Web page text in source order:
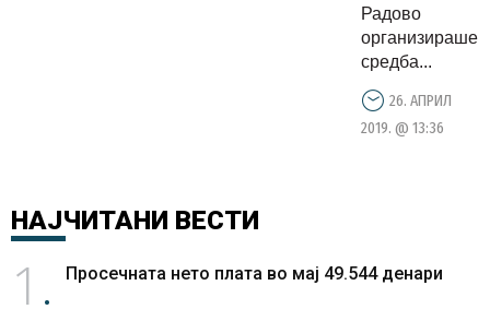
Радово
организираше
средба...
26. АПРИЛ
2019. @ 13:36
НАЈЧИТАНИ ВЕСТИ
1 Просечната нето плата во мај 49.544 денари